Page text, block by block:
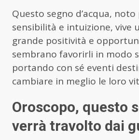
Questo segno d’acqua, noto
sensibilità e intuizione, vive
grande positività e
sembrano favorirli in modo
portando con sé eventi
cambiare in meglio le loro
Oroscopo, questo
verrà travolto dai